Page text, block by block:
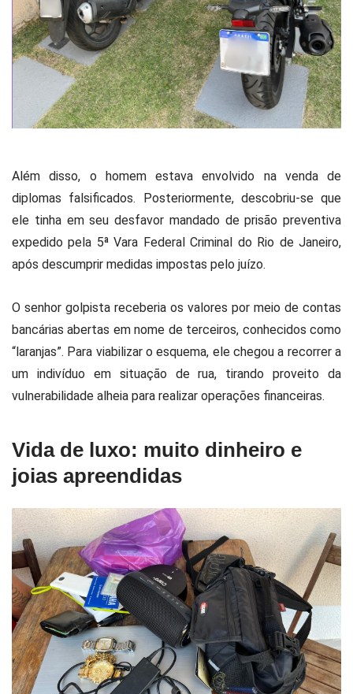
Além disso, o homem estava envolvido na venda de
diplomas falsificados. Posteriormente, descobriu-se que
ele tinha em seu desfavor mandado de prisão preventiva
expedido pela 5ª Vara Federal Criminal do Rio de Janeiro,
após descumprir medidas impostas pelo juízo.
O senhor golpista receberia os valores por meio de contas
bancárias abertas em nome de terceiros, conhecidos como
“laranjas”. Para viabilizar o esquema, ele chegou a recorrer a
um indivíduo em situação de rua, tirando proveito da
vulnerabilidade alheia para realizar operações financeiras.
Vida de luxo: muito dinheiro e
joias apreendidas